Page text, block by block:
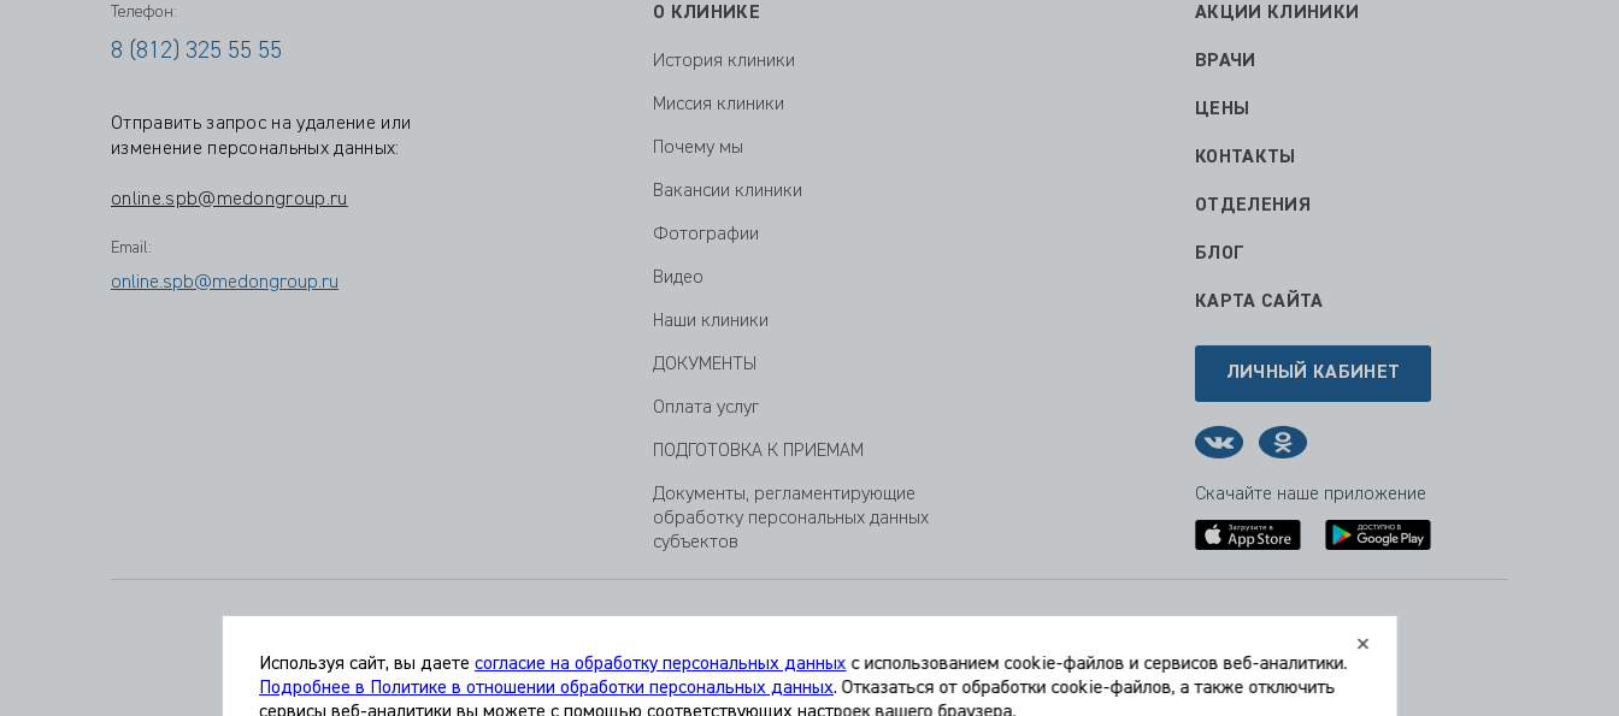
Телефон:
8 (812) 325 55 55
Отправить запрос на удаление или
изменение персональных данных:
online.spb@medongroup.ru
Email:
online.spb@medongroup.ru
О КЛИНИКЕ
История клиники
Миссия клиники
Почему мы
Вакансии клиники
Фотографии
Видео
Наши клиники
ДОКУМЕНТЫ
Оплата услуг
ПОДГОТОВКА К ПРИЕМАМ
Документы, регламентирующие
обработку персональных данных
субъектов
АКЦИИ КЛИНИКИ
ВРАЧИ
ЦЕНЫ
КОНТАКТЫ
ОТДЕЛЕНИЯ
БЛОГ
КАРТА САЙТА
ЛИЧНЫЙ КАБИНЕТ
Скачайте наше приложение
196191 г. Санкт-Петербург, ул. Варшавская, 59 Пн-Пт09:00 — 21:00
Сб0 9:00 — 21:00
Используя сайт, вы даете согласие на обработку персональных данных с использованием cookie-файлов и сервисов веб-аналитики.
Подробнее в Политике в отношении обработки персональных данных. Отказаться от обработки cookie-файлов, а также отключить